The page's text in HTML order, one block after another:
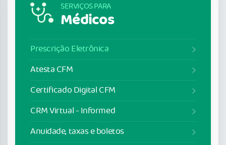
SERVIÇOS PARA
Médicos
Prescrição Eletrônica
Atesta CFM
Certificado Digital CFM
CRM Virtual - Informed
Anuidade, taxas e boletos